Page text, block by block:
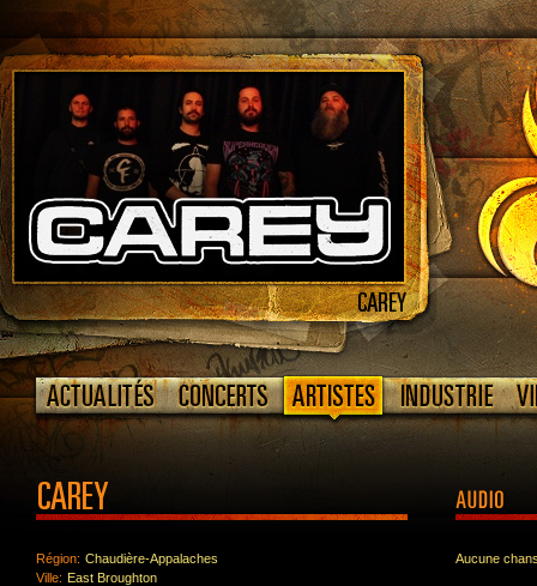
Région: Chaudière-Appalaches
Ville: East Broughton
Aucune